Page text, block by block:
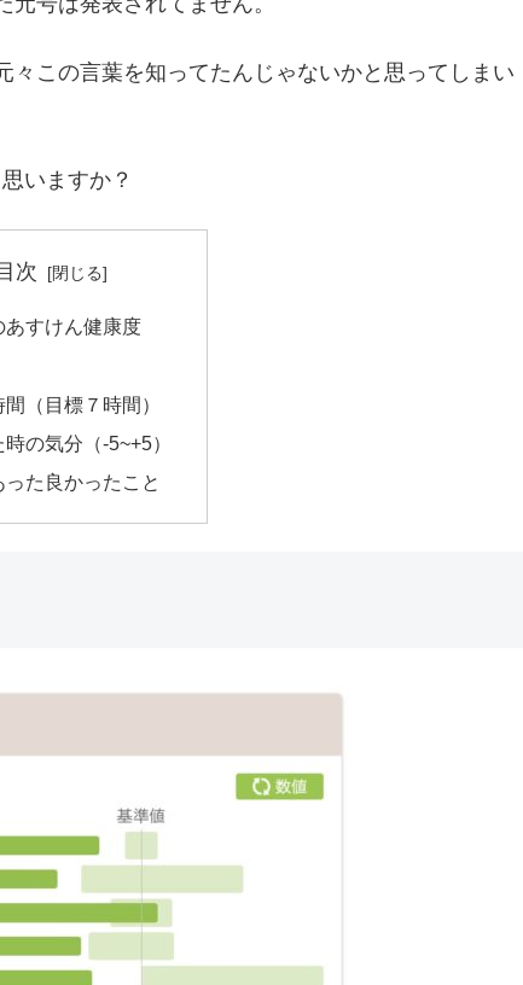
この言葉を知ってたんじゃないかと思ってしまい
いますか？
次
あすけん健康度
（目標７時間）
の気分（-5~+5）
った良かったこと